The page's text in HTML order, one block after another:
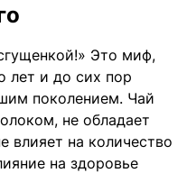
Это миф,
лет и до сих пор
поколением. Чай
не обладает
влияет на количество
на здоровье